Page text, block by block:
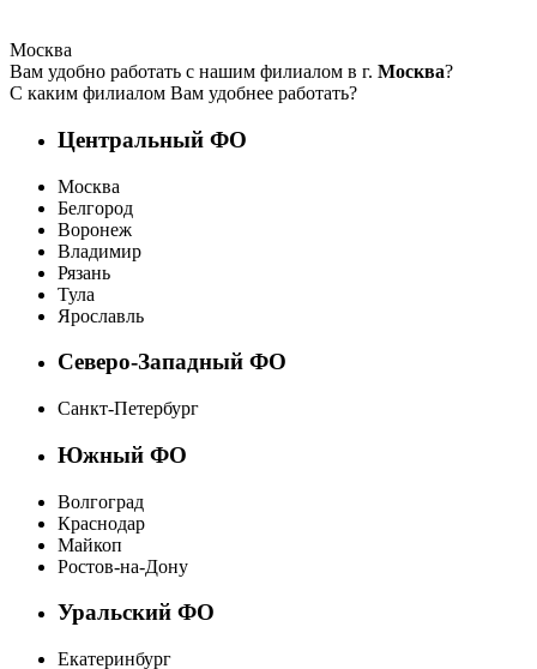
Москва
Вам удобно работать с нашим филиалом в г. Москва?
С каким филиалом Вам удобнее работать?
Центральный ФО
Москва
Белгород
Воронеж
Владимир
Рязань
Тула
Ярославль
Северо-Западный ФО
Санкт-Петербург
Южный ФО
Волгоград
Краснодар
Майкоп
Ростов-на-Дону
Уральский ФО
Екатеринбург